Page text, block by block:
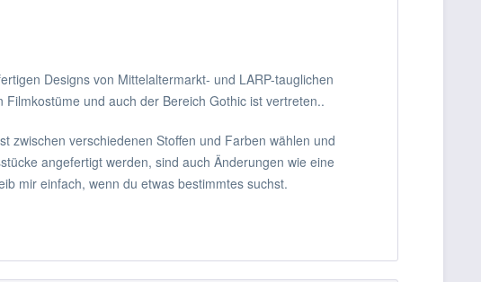
Designs von Mittelaltermarkt- und LARP-tauglichen
und auch der Bereich Gothic ist vertreten..
zwischen verschiedenen Stoffen und Farben wählen und
angefertigt werden, sind auch Änderungen wie eine
mir einfach, wenn du etwas bestimmtes suchst.